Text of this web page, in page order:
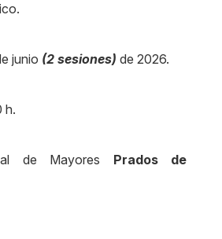
junio (2 sesiones) de 2026.
h.
de Mayores Prados de